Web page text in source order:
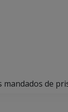
mandados de